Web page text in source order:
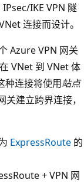
IKE VPN 隧
连接而设计。
Azure VPN 网关
VNet 到 VNet 体
种连接将使用站点
建立跨界连接，
ExpressRoute 的
+ VPN 网